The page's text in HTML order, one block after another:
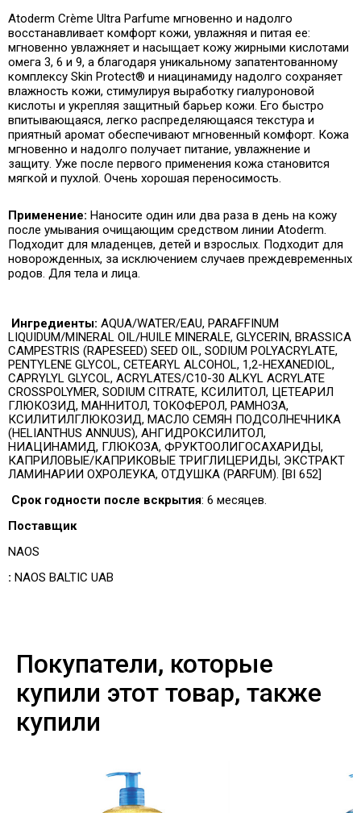
Atoderm Crème Ultra Parfume мгновенно и надолго
восстанавливает комфорт кожи, увлажняя и питая ее:
мгновенно увлажняет и насыщает кожу жирными кислотами
омега 3, 6 и 9, а благодаря уникальному запатентованному
комплексу Skin Protect® и ниацинамиду надолго сохраняет
влажность кожи, стимулируя выработку гиалуроновой
кислоты и укрепляя защитный барьер кожи. Его быстро
впитывающаяся, легко распределяющаяся текстура и
приятный аромат обеспечивают мгновенный комфорт. Кожа
мгновенно и надолго получает питание, увлажнение и
защиту. Уже после первого применения кожа становится
мягкой и пухлой. Очень хорошая переносимость.
Применение: Наносите один или два раза в день на кожу
после умывания очищающим средством линии Atoderm.
Подходит для младенцев, детей и взрослых. Подходит для
новорожденных, за исключением случаев преждевременных
родов. Для тела и лица.
Ингредиенты: AQUA/WATER/EAU, PARAFFINUM
LIQUIDUM/MINERAL OIL/HUILE MINERALE, GLYCERIN, BRASSICA
CAMPESTRIS (RAPESEED) SEED OIL, SODIUM POLYACRYLATE,
PENTYLENE GLYCOL, CETEARYL ALCOHOL, 1,2-HEXANEDIOL,
CAPRYLYL GLYCOL, ACRYLATES/C10-30 ALKYL ACRYLATE
CROSSPOLYMER, SODIUM CITRATE, КСИЛИТОЛ, ЦЕТЕАРИЛ
ГЛЮКОЗИД, МАННИТОЛ, ТОКОФЕРОЛ, РАМНОЗА,
КСИЛИТИЛГЛЮКОЗИД, МАСЛО СЕМЯН ПОДСОЛНЕЧНИКА
(HELIANTHUS ANNUUS), АНГИДРОКСИЛИТОЛ,
НИАЦИНАМИД, ГЛЮКОЗА, ФРУКТООЛИГОСАХАРИДЫ,
КАПРИЛОВЫЕ/КАПРИКОВЫЕ ТРИГЛИЦЕРИДЫ, ЭКСТРАКТ
ЛАМИНАРИИ ОХРОЛЕУКА, ОТДУШКА (PARFUM). [BI 652]
Срок годности после вскрытия: 6 месяцев.
Поставщик
NAOS
: NAOS BALTIC UAB
Покупатели, которые
купили этот товар, также
купили